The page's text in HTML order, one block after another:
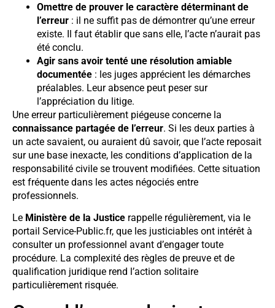
Omettre de prouver le caractère déterminant de
l’erreur : il ne suffit pas de démontrer qu’une erreur
existe. Il faut établir que sans elle, l’acte n’aurait pas
été conclu.
Agir sans avoir tenté une résolution amiable
documentée : les juges apprécient les démarches
préalables. Leur absence peut peser sur
l’appréciation du litige.
Une erreur particulièrement piégeuse concerne la
connaissance partagée de l’erreur. Si les deux parties à
un acte savaient, ou auraient dû savoir, que l’acte reposait
sur une base inexacte, les conditions d’application de la
responsabilité civile se trouvent modifiées. Cette situation
est fréquente dans les actes négociés entre
professionnels.
Le Ministère de la Justice rappelle régulièrement, via le
portail Service-Public.fr, que les justiciables ont intérêt à
consulter un professionnel avant d’engager toute
procédure. La complexité des règles de preuve et de
qualification juridique rend l’action solitaire
particulièrement risquée.